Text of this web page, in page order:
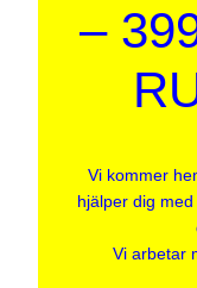
–
Vi kommer
hjälper dig
Vi arbetar